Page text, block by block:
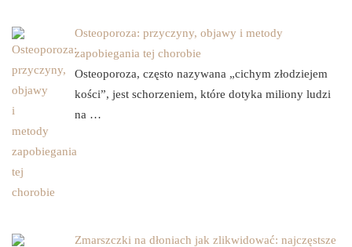
Osteoporoza: przyczyny, objawy i metody
zapobiegania tej chorobie
Osteoporoza, często nazywana „cichym złodziejem
kości”, jest schorzeniem, które dotyka miliony ludzi
na …
Zmarszczki na dłoniach jak zlikwidować: najczęstsze